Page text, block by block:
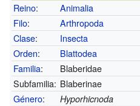
Reino:
Animalia
Filo:
Arthropoda
Clase:
Insecta
Orden:
Blattodea
Familia:
Blaberidae
Subfamilia: Blaberinae
Género: Hyporhicnoda